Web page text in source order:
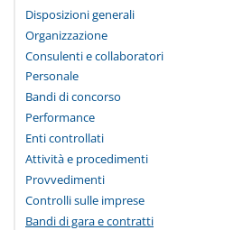
Disposizioni generali
Organizzazione
Consulenti e collaboratori
Personale
Bandi di concorso
Performance
Enti controllati
Attività e procedimenti
Provvedimenti
Controlli sulle imprese
Bandi di gara e contratti